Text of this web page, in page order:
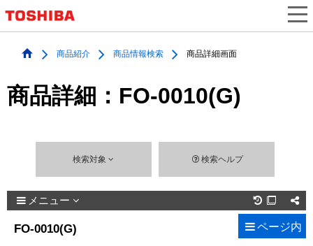
商品紹介 商品情報検索 商品詳細画面
商品詳細：FO-0010(G)
検索対象 検索ヘルプ
メニュー 
FO-0010(G) ページ内